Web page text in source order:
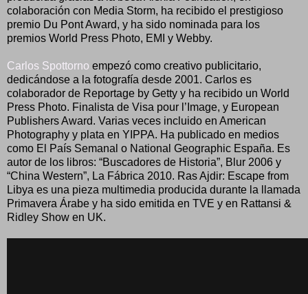
colaboración con Media Storm, ha recibido el prestigioso
premio Du Pont Award, y ha sido nominada para los
premios World Press Photo, EMI y Webby.
Carlos Spottorno empezó como creativo publicitario,
dedicándose a la fotografía desde 2001. Carlos es
colaborador de Reportage by Getty y ha recibido un World
Press Photo. Finalista de Visa pour l’Image, y European
Publishers Award. Varias veces incluido en American
Photography y plata en YIPPA. Ha publicado en medios
como El País Semanal o National Geographic España. Es
autor de los libros: “Buscadores de Historia”, Blur 2006 y
“China Western”, La Fábrica 2010. Ras Ajdir: Escape from
Libya es una pieza multimedia producida durante la llamada
Primavera Árabe y ha sido emitida en TVE y en Rattansi &
Ridley Show en UK.